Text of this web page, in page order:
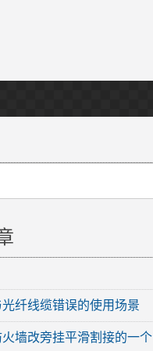
纤线缆错误的使用场景
墙改旁挂平滑割接的一个